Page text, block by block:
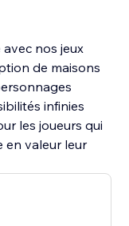
nos jeux
de maisons
infinies
les joueurs qui
en valeur leur